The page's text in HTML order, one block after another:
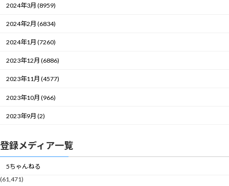
2024年3月 (8959)
2024年2月 (6834)
2024年1月 (7260)
2023年12月 (6886)
2023年11月 (4577)
2023年10月 (966)
2023年9月 (2)
登録メディア一覧
5ちゃんねる
(61,471)